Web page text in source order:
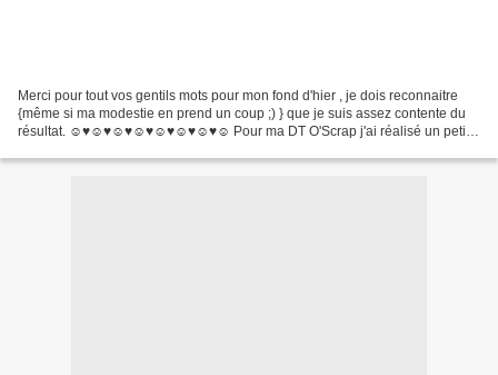
Merci pour tout vos gentils mots pour mon fond d'hier , je dois reconnaitre
{même si ma modestie en prend un coup ;) } que je suis assez contente du
résultat. ☺♥☺♥☺♥☺♥☺♥☺♥☺♥☺ Pour ma DT O'Scrap j'ai réalisé un petit